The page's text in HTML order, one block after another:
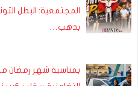
المجتمعية: البطل
بذهب…